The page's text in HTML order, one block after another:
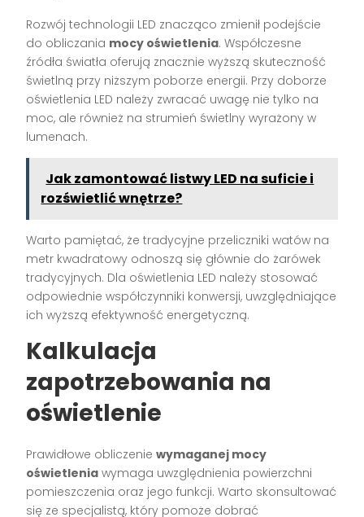
Rozwój technologii LED znacząco zmienił podejście
do obliczania mocy oświetlenia. Współczesne
źródła światła oferują znacznie wyższą skuteczność
świetlną przy niższym poborze energii. Przy doborze
oświetlenia LED należy zwracać uwagę nie tylko na
moc, ale również na strumień świetlny wyrażony w
lumenach.
Jak zamontować listwy LED na suficie i
rozświetlić wnętrze?
Warto pamiętać, że tradycyjne przeliczniki watów na
metr kwadratowy odnoszą się głównie do żarówek
tradycyjnych. Dla oświetlenia LED należy stosować
odpowiednie współczynniki konwersji, uwzględniające
ich wyższą efektywność energetyczną.
Kalkulacja
zapotrzebowania na
oświetlenie
Prawidłowe obliczeniewymaganej mocy
oświetlenia wymaga uwzględnienia powierzchni
pomieszczenia oraz jego funkcji. Warto skonsultować
się ze specjalistą, który pomoże dobrać